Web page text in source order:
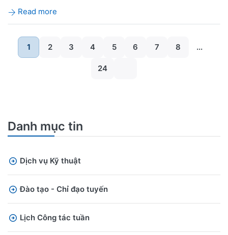
Read more
1 2 3 4 5 6 7 8 ...
24
Danh mục tin
Dịch vụ Kỹ thuật
Đào tạo - Chỉ đạo tuyến
Lịch Công tác tuần